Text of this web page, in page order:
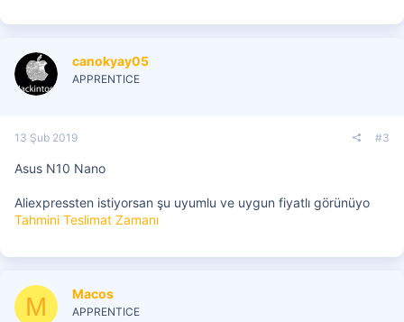
canokyay05
APPRENTICE
13 Şub 2019 #3
Asus N10 Nano
Aliexpressten istiyorsan şu uyumlu ve uygun fiyatlı görünüyo
Tahmini Teslimat Zamanı
M Macos
APPRENTICE